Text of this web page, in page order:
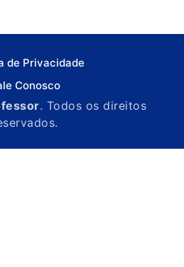
de Privacidade
Conosco
. Todos os direitos